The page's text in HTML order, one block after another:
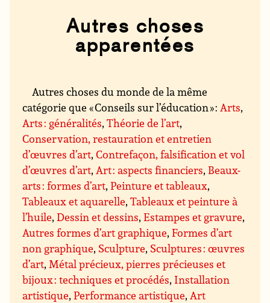
Autres choses
apparentées
Autres choses du monde de la même
catégorie que « Conseils sur l’éducation » :Arts,
Arts : généralités,Théorie de l’art,
Conservation, restauration et entretien
d’œuvres d’art,Contrefaçon, falsification et vol
d’œuvres d’art,Art : aspects financiers, Beaux-
arts : formes d’art,Peinture et tableaux,
Tableaux et aquarelle,Tableaux et peinture à
l’huile,Dessin et dessins,Estampes et gravure,
Autres formes d’art graphique,Formes d’art
non graphique, Sculpture, Sculptures : œuvres
d’art,Métal précieux, pierres précieuses et
bijoux : techniques et procédés, Installation
artistique,Performance artistique,Art